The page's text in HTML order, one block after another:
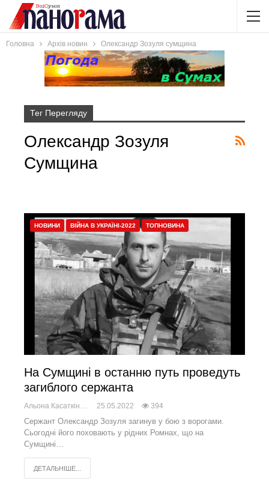
Головна Архів новин Олександр Зозуля сумщина
Тег Перегляду
Олександр Зозуля
Сумщина
НОВИНИ ВІЙНА В УКРАЇНІ-2022 ТОПНОВИНА
На Сумщині в останню путь проведуть
загиблого сержанта
25.05.2022 394
Сержант Олександр Зозуля загинув у бою з ворогами.
Сьогодні його поховають у рідних Ромнах, що на
Сумщині…
ДЕТАЛЬНІШЕ...